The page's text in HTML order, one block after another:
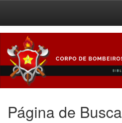
navigation
Página de Busca